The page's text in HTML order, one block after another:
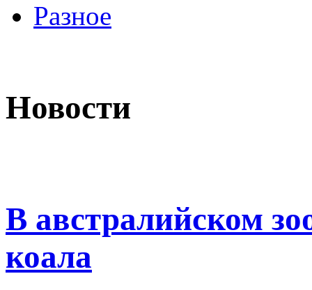
Разное
Новости
В австралийском
коала